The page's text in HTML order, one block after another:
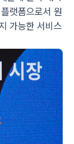
랫폼으로서 원
가능한 서비스